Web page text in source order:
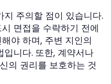
주의할 점이 있습니다.
면접을 수락하기 전에
야 하며, 주변 지인의
니다. 또한, 계약서나
의 권리를 보호하는 것